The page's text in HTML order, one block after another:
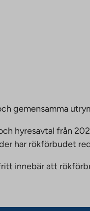
gemensamma
hyresavtal från
har rökförbudet
innebär att